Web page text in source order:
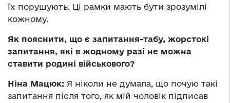
їх порушують. Ці рамки мають бути зрозумілі
кожному.
Як пояснити, що є запитання-табу, жорстокі
запитання, які в жодному разі не можна
ставити родині військового?
Ніна Мацюк: Я ніколи не думала, що почую такі
запитання після того, як мій чоловік підписав